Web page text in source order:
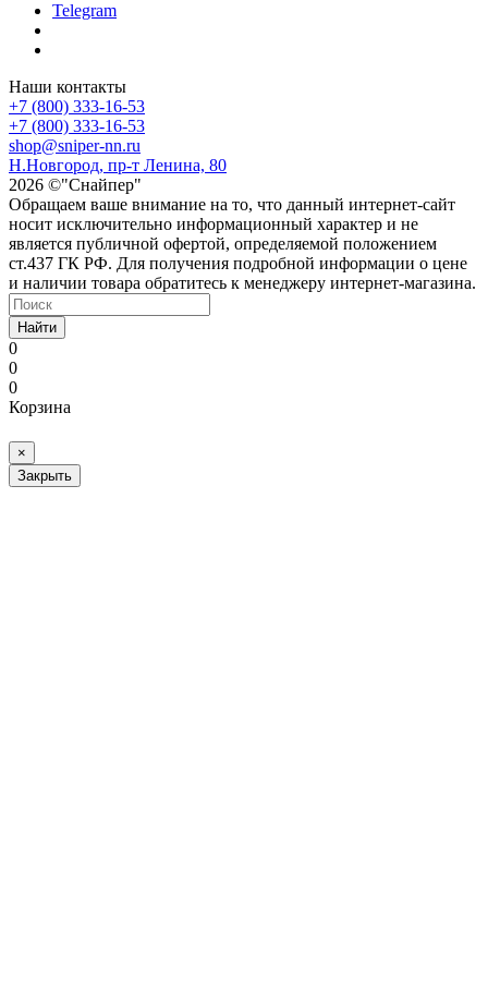
Telegram
Наши контакты
+7 (800) 333-16-53
+7 (800) 333-16-53
shop@sniper-nn.ru
Н.Новгород, пр-т Ленина, 80
2026 ©"Снайпер"
Обращаем ваше внимание на то, что данный интернет-сайт
носит исключительно информационный характер и не
является публичной офертой, определяемой положением
ст.437 ГК РФ. Для получения подробной информации о цене
и наличии товара обратитесь к менеджеру интернет-магазина.
Найти
0
0
0
Корзина
×
Закрыть